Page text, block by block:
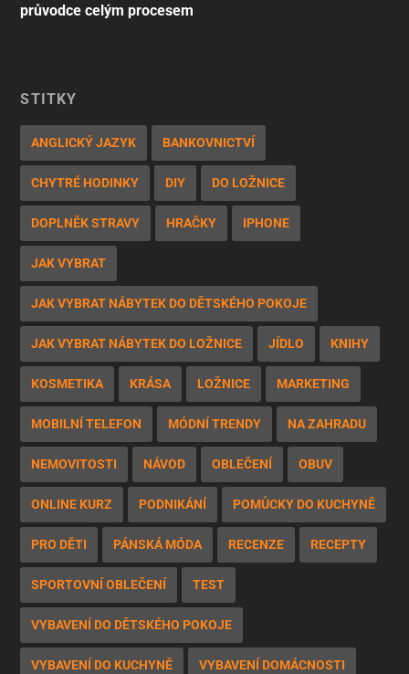
průvodce celým procesem
ŠTÍTKY
ANGLICKÝ JAZYK BANKOVNICTVÍ
CHYTRÉ HODINKY DIY DO LOŽNICE
DOPLNĚK STRAVY HRAČKY IPHONE
JAK VYBRAT
JAK VYBRAT NÁBYTEK DO DĚTSKÉHO POKOJE
JAK VYBRAT NÁBYTEK DO LOŽNICE JÍDLO KNIHY
KOSMETIKA KRÁSA LOŽNICE MARKETING
MOBILNÍ TELEFON MÓDNÍ TRENDY NA ZAHRADU
NEMOVITOSTI NÁVOD OBLEČENÍ OBUV
ONLINE KURZ PODNIKÁNÍ POMŮCKY DO KUCHYNĚ
PRO DĚTI PÁNSKÁ MÓDA RECENZE RECEPTY
SPORTOVNÍ OBLEČENÍ TEST
VYBAVENÍ DO DĚTSKÉHO POKOJE
VYBAVENÍ DO KUCHYNĚ VYBAVENÍ DOMÁCNOSTI